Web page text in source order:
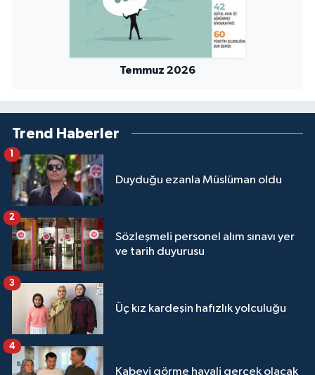
Temmuz 2026
Trend Haberler
Duyduğu ezanla Müslüman oldu
1
Sözleşmeli personel alım sınavı yer
ve tarih duyurusu
2
Üç kız kardeşin hafızlık yolculuğu
3
Kabeyi görme hayali gerçek olacak
4